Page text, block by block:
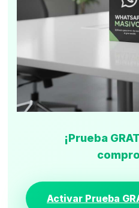
¡Prueba
Activar Prueba